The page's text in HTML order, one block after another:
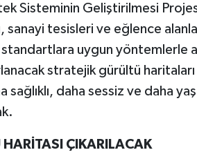
Sisteminin Geliştirilmesi
tesisleri ve eğlence
standartlara uygun yöntemlerle
stratejik gürültü haritaları
daha sessiz ve daha
HARİTASI ÇIKARILACAK